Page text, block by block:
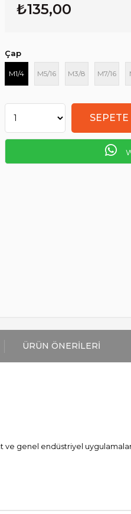
₺135,00
Çap
M1/4 M5/16 M3/8 M7/16
ÜRÜN ÖNERILERI
ve genel endüstriyel